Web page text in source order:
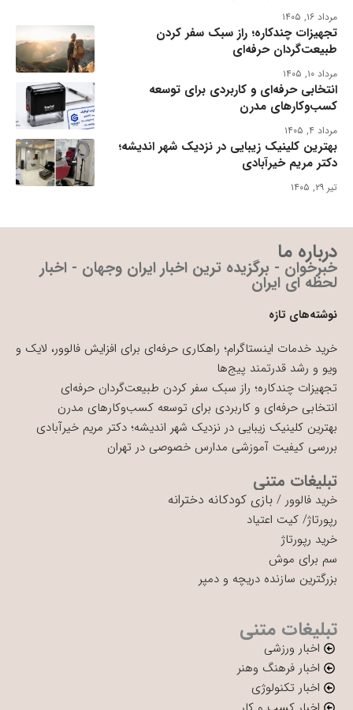
مرداد ۱۶, ۱۴۰۵
تجهیزات چندکاره؛ راز سبک سفر کردن
طبیعت‌گردان حرفه‌ای
مرداد ۱۰, ۱۴۰۵
انتخابی حرفه‌ای و کاربردی برای توسعه
کسب‌وکارهای مدرن
مرداد ۴, ۱۴۰۵
بهترین کلینیک زیبایی در نزدیک شهر اندیشه؛
دکتر مریم خیرآبادی
تیر ۲۹, ۱۴۰۵
درباره ما
خبرخوان - برگزیده ترین اخبار ایران وجهان - اخبار
لحظه ای ایران
نوشته‌های تازه
خرید خدمات اینستاگرام؛ راهکاری حرفه‌ای برای افزایش فالوور، لایک و
ویو و رشد قدرتمند پیج‌ها
تجهیزات چندکاره؛ راز سبک سفر کردن طبیعت‌گردان حرفه‌ای
انتخابی حرفه‌ای و کاربردی برای توسعه کسب‌وکارهای مدرن
بهترین کلینیک زیبایی در نزدیک شهر اندیشه؛ دکتر مریم خیرآبادی
بررسی کیفیت آموزشی مدارس خصوصی در تهران
تبلیغات متنی
خرید فالوور / بازی کودکانه دخترانه
رپورتاژ/ کیت اعتیاد
خرید رپورتاژ
سم برای موش
بزرگترین سازنده دریچه و دمپر
تبلیغات متنی
اخبار ورزشی
اخبار فرهنگ وهنر
اخبار تکنولوژی